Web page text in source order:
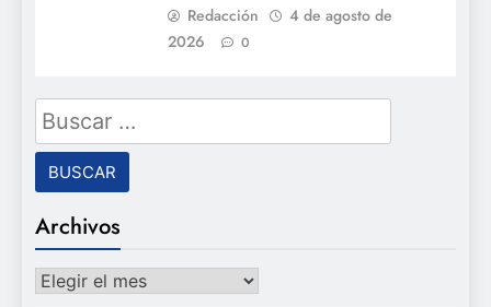
Redacción
4 de agosto de
2026
0
Buscar:
Archivos
Archivos